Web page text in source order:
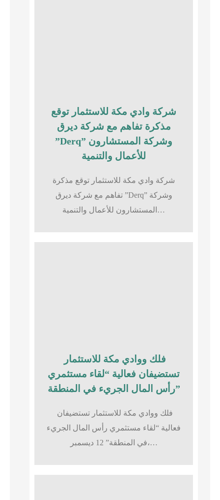
شركة وادي مكة للاستثمار توقع
مذكرة تفاهم مع شركة ديرق
”Derq” وشركة المستشارون
للأعمال والتنمية
شركة وادي مكة للاستثمار توقع مذكرة
تفاهم مع شركة ديرق ”Derq” وشركة
المستشارون للأعمال والتنمية…
تستضيفان فعالية “لقاء مستثمري
رأس المال الجريء في المنطقة”
فعالية “لقاء مستثمري رأس المال الجريء
في المنطقة” 12 ديسمبر،…